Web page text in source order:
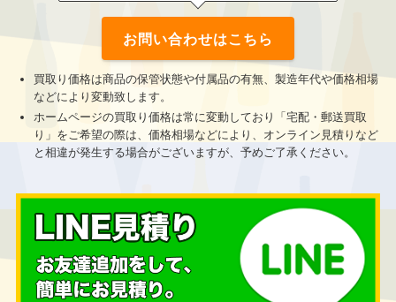
お問い合わせはこちら
買取り価格は商品の保管状態や付属品の有無、製造年代や価格相場
などにより変動致します。
ホームページの買取り価格は常に変動しており「宅配・郵送買取
り」をご希望の際は、価格相場などにより、 オンライン見積りなど
と相違が発生する場合がございますが、予めご了承ください。